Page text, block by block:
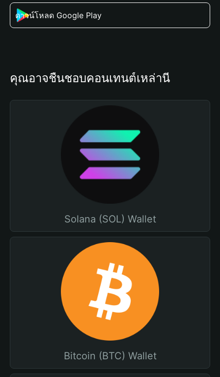
ดาวน์โหลด Google Play
คุณอาจชื่นชอบคอนเทนต์เหล่านี้
Solana (SOL) Wallet
Bitcoin (BTC) Wallet